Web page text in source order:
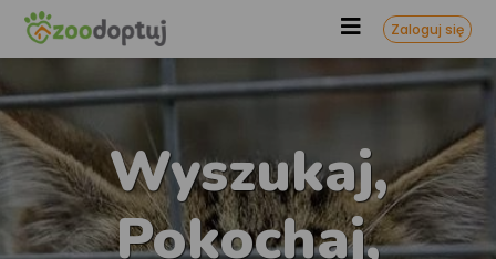
Zaloguj się
Wyszukaj,
Pokochaj,